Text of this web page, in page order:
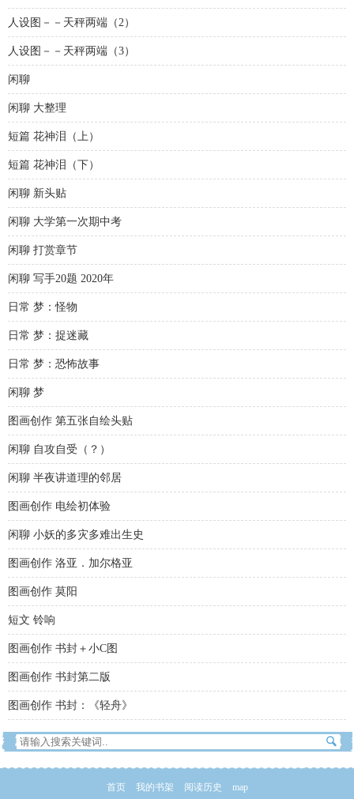
人设图－－天秤两端（2）
人设图－－天秤两端（3）
闲聊
闲聊 大整理
短篇 花神泪（上）
短篇 花神泪（下）
闲聊 新头贴
闲聊 大学第一次期中考
闲聊 打赏章节
闲聊 写手20题 2020年
日常 梦：怪物
日常 梦：捉迷藏
日常 梦：恐怖故事
闲聊 梦
图画创作 第五张自绘头贴
闲聊 自攻自受（？）
闲聊 半夜讲道理的邻居
图画创作 电绘初体验
闲聊 小妖的多灾多难出生史
图画创作 洛亚．加尔格亚
图画创作 莫阳
短文 铃响
图画创作 书封＋小C图
图画创作 书封第二版
图画创作 书封：《轻舟》
首页 我的书架 阅读历史 map